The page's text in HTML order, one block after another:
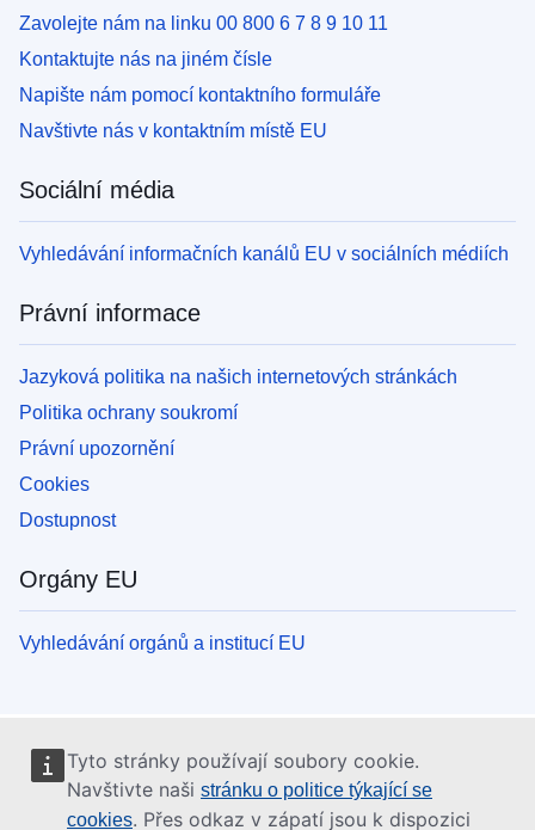
Tyto stránky používají soubory cookie.
Navštivte naši stránku o politice týkající se
cookies. Přes odkaz v zápatí jsou k dispozici
Zavolejte nám na linku 00 800 6 7 8 9 10 11
Kontaktujte nás na jiném čísle
Napište nám pomocí kontaktního formuláře
Navštivte nás v kontaktním místě EU
Sociální média
Vyhledávání informačních kanálů EU v sociálních médiích
Právní informace
Jazyková politika na našich internetových stránkách
Politika ochrany soukromí
Právní upozornění
Cookies
Dostupnost
Orgány EU
Vyhledávání orgánů a institucí EU